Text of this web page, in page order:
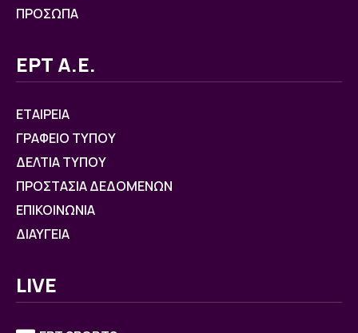
ΠΡΟΣΩΠΑ
ΕΡΤ Α.Ε.
ΕΤΑΙΡΕΙΑ
ΓΡΑΦΕΙΟ ΤΥΠΟΥ
ΔΕΛΤΙΑ ΤΥΠΟΥ
ΠΡΟΣΤΑΣΙΑ ΔΕΔΟΜΕΝΩΝ
ΕΠΙΚΟΙΝΩΝΙΑ
ΔΙΑΥΓΕΙΑ
LIVE